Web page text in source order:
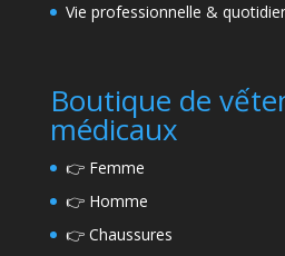
Vie professionnelle &
Boutique de
médicaux
👉 Femme
👉 Homme
👉 Chaussures